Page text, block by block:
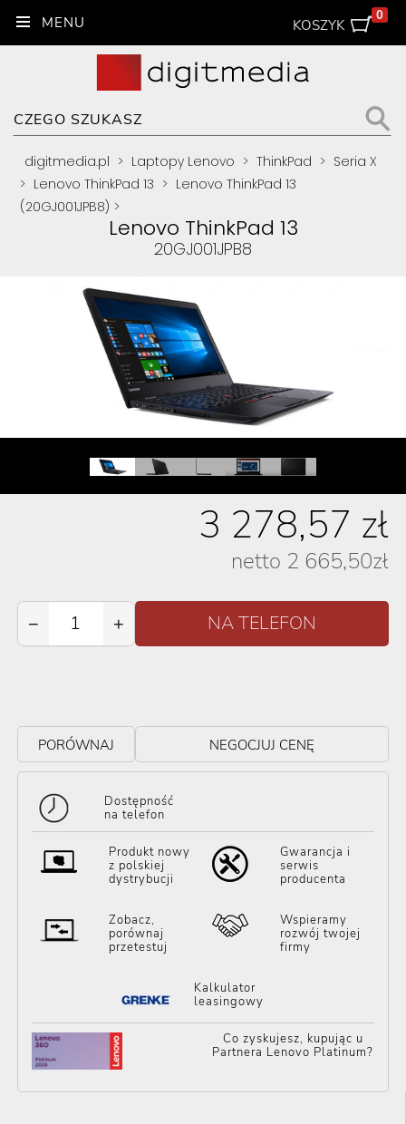
KOSZYK
0
digitmedia.pl > Laptopy Lenovo > ThinkPad > Seria X
> Lenovo ThinkPad 13 > Lenovo ThinkPad 13
(20GJ001JPB8) >
Lenovo ThinkPad 13
20GJ001JPB8
3 278,57 zł
netto 2 665,50zł
− +
PORÓWNAJ NEGOCJUJ CENĘ
Dostępność
na telefon
Produkt nowy
z polskiej
dystrybucji
Gwarancja i
serwis
producenta
Zobacz,
porównaj
przetestuj
Wspieramy
rozwój twojej
firmy
Kalkulator
leasingowy
Co zyskujesz, kupując u
Partnera Lenovo Platinum?